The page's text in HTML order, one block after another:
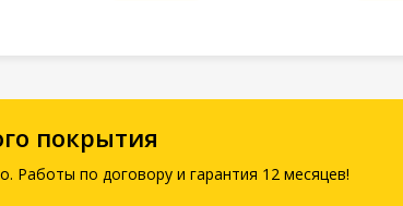
покрытия
Работы по договору и гарантия 12 месяцев!